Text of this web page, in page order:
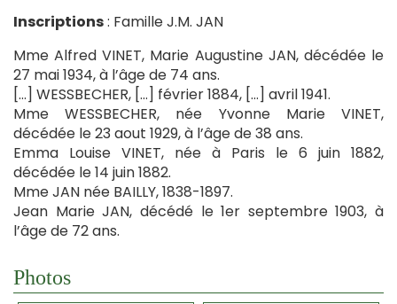
Inscriptions: Famille J.M. JAN
Mme Alfred VINET, Marie Augustine JAN, décédée le
27 mai 1934, à l’âge de 74 ans.
[…] WESSBECHER, […] février 1884, […] avril 1941.
Mme WESSBECHER, née Yvonne Marie VINET,
décédée le 23 aout 1929, à l’âge de 38 ans.
Emma Louise VINET, née à Paris le 6 juin 1882,
décédée le 14 juin 1882.
Mme JAN née BAILLY, 1838-1897.
Jean Marie JAN, décédé le 1er septembre 1903, à
l’âge de 72 ans.
Photos